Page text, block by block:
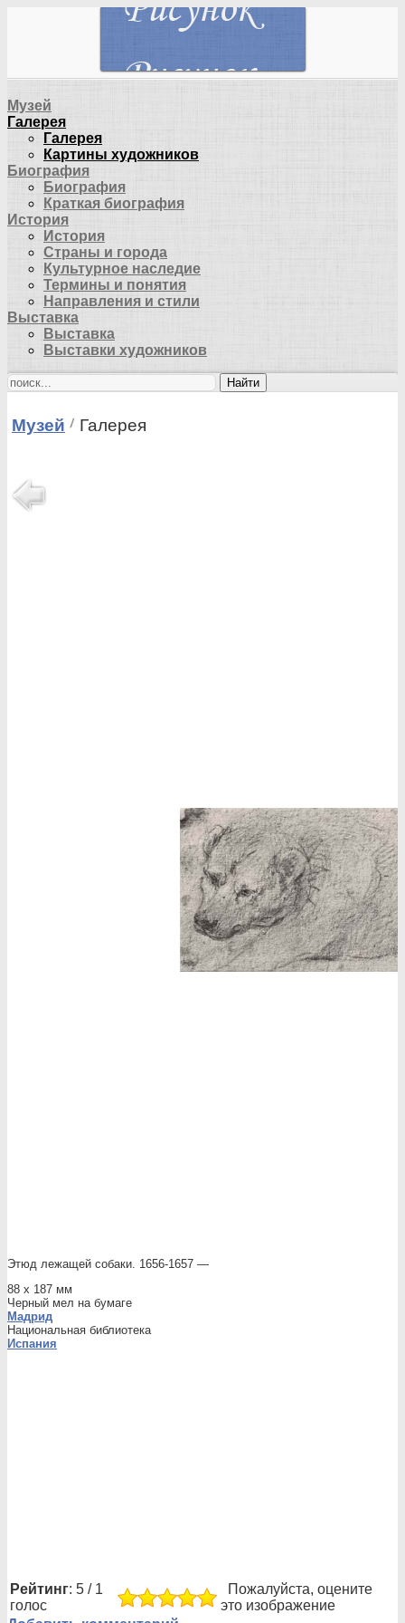
Музей
Галерея
Галерея
Картины художников
Биография
Биография
Краткая биография
История
История
Страны и города
Культурное наследие
Термины и понятия
Направления и стили
Выставка
Выставка
Выставки художников
Найти
Музей Галерея
Этюд лежащей собаки. 1656-1657 —
88 х 187 мм
Черный мел на бумаге
Мадрид
Национальная библиотека
Испания
Рейтинг: 5 / 1
голос
Пожалуйста, оцените
это изображение